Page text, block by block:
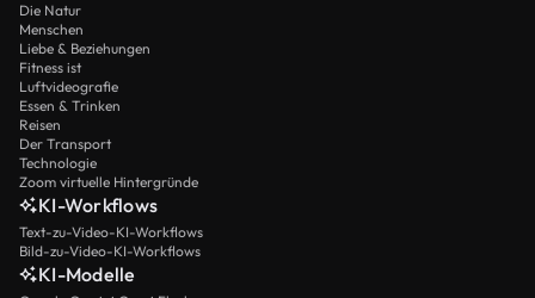
Die Natur
Menschen
Liebe & Beziehungen
Fitness ist
Luftvideografie
Essen & Trinken
Reisen
Der Transport
Technologie
Zoom virtuelle Hintergründe
KI-Workflows
Text-zu-Video-KI-Workflows
Bild-zu-Video-KI-Workflows
KI-Modelle